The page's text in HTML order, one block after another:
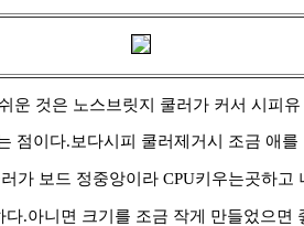
운 것은 노스브릿지 쿨러가 커서 시피
점이다.보다시피 쿨러제거시 조금 애를
가 보드 정중앙이라 CPU키우는곳하고
다.아니면 크기를 조금 작게 만들었으면